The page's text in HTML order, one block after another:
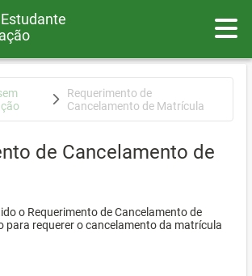
Requerimento de
Cancelamento de Matrícula
de Cancelamento de
o Requerimento de Cancelamento de
para requerer o cancelamento da matrícula